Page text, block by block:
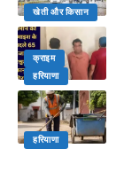
खेती और किसान
क्राइम
हरियाणा
हरियाणा